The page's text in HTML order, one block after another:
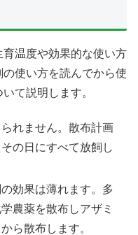
温度や効果的な使い方
使い方を読んでから使
て説明します。
れません。散布計画
の日にすべて放飼し
効果は薄れます。多
農薬を散布しアザミ
ら散布します。